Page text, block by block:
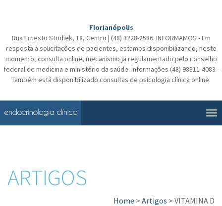
Florianópolis
Rua Ernesto Stodiek, 18, Centro | (48) 3228-2586. INFORMAMOS - Em
resposta à solicitações de pacientes, estamos disponibilizando, neste
momento, consulta online, mecanismo já regulamentado pelo conselho
federal de medicina e ministério da saúde. Informações (48) 98811-4083 -
Também está disponibilizado consultas de psicologia clínica online.
ARTIGOS
Home > Artigos > VITAMINA D